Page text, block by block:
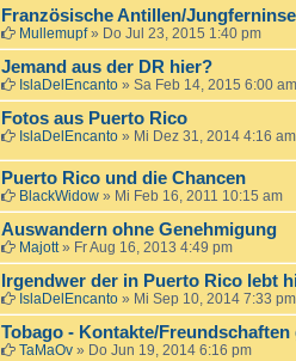
Französische Antillen/
Mullemupf» Do Jul 23, 2015 1:40 pm
Jemand aus der DR hier?
IslaDelEncanto » Sa Feb 14, 2015 6:00 am
Fotos aus Puerto Rico
IslaDelEncanto » Mi Dez 31, 2014 4:16 am
Puerto Rico und die Chancen
BlackWidow » Mi Feb 16, 2011 10:15 am
Auswandern ohne Genehmigung
Majott» Fr Aug 16, 2013 4:49 pm
Irgendwer der in Puerto Rico lebt
IslaDelEncanto » Mi Sep 10, 2014 7:33 pm
Tobago - Kontakte/Freundschaften
TaMaOv » Do Jun 19, 2014 6:16 pm